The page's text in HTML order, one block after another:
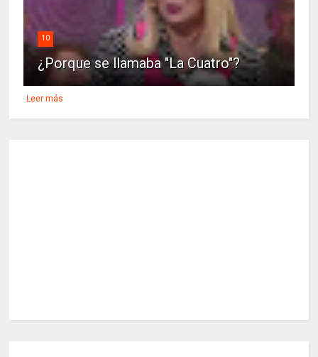
10
¿Porque se llamaba "La Cuatro"?
Leer más